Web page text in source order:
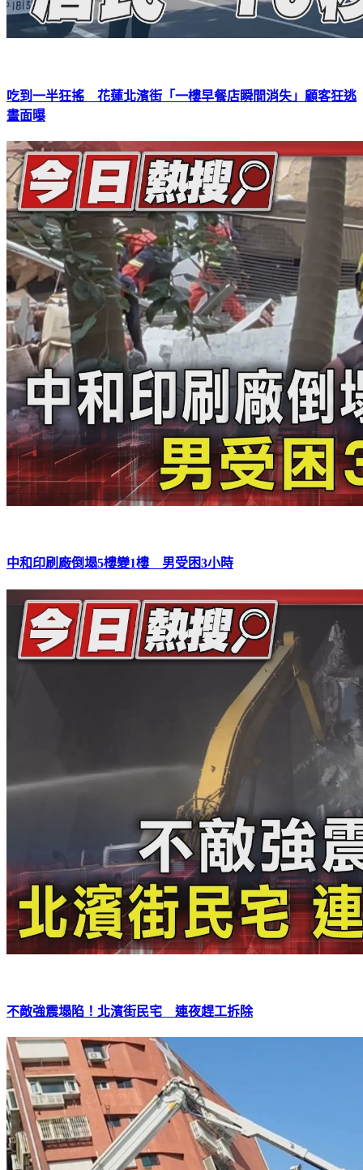
吃到一半狂搖 花蓮北濱街「一樓早餐店瞬間消失」顧客狂逃
畫面曝
中和印刷廠倒塌5樓變1樓 男受困3小時
不敵強震塌陷！北濱街民宅 連夜趕工拆除